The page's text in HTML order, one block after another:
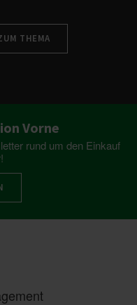
THEMA
Vorne
rund um den Einkauf